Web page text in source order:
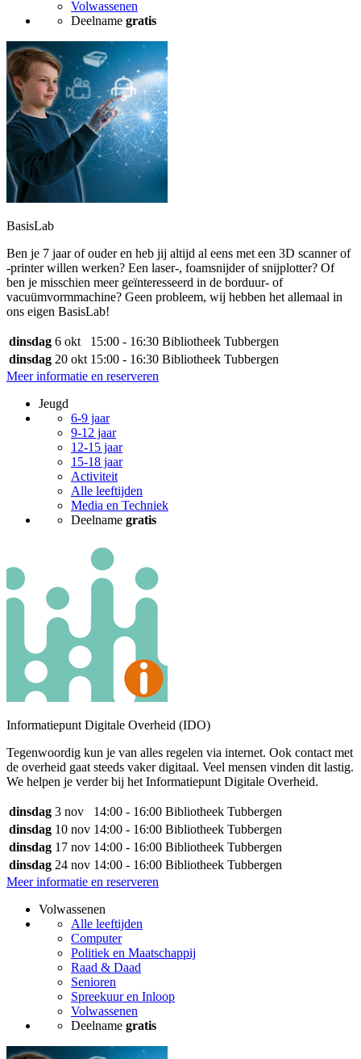
Volwassenen
Deelname gratis
BasisLab
Ben je 7 jaar of ouder en heb jij altijd al eens met een 3D scanner of
-printer willen werken? Een laser-, foamsnijder of snijplotter? Of
ben je misschien meer geïnteresseerd in de borduur- of
vacuümvormmachine? Geen probleem, wij hebben het allemaal in
ons eigen BasisLab!
dinsdag 6 okt 15:00 - 16:30 Bibliotheek Tubbergen
dinsdag 20 okt 15:00 - 16:30 Bibliotheek Tubbergen
Meer informatie en reserveren
Jeugd
6-9 jaar
9-12 jaar
12-15 jaar
15-18 jaar
Activiteit
Alle leeftijden
Media en Techniek
Deelname gratis
Informatiepunt Digitale Overheid (IDO)
Tegenwoordig kun je van alles regelen via internet. Ook contact met
de overheid gaat steeds vaker digitaal. Veel mensen vinden dit lastig.
We helpen je verder bij het Informatiepunt Digitale Overheid.
dinsdag 3 nov 14:00 - 16:00 Bibliotheek Tubbergen
dinsdag 10 nov 14:00 - 16:00 Bibliotheek Tubbergen
dinsdag 17 nov 14:00 - 16:00 Bibliotheek Tubbergen
dinsdag 24 nov 14:00 - 16:00 Bibliotheek Tubbergen
Meer informatie en reserveren
Volwassenen
Alle leeftijden
Computer
Politiek en Maatschappij
Raad & Daad
Senioren
Spreekuur en Inloop
Volwassenen
Deelname gratis